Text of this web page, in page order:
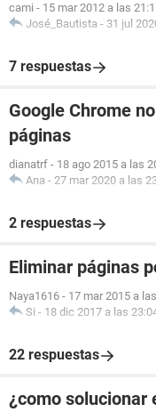
cami - 15 mar 2012 a las
José_Bautista - 31 jul
7 respuestas
Google Chrome
páginas
dianatrf - 18 ago 2015 a las
Ana - 27 mar 2020 a las
2 respuestas
Eliminar páginas
Naya1616 - 17 mar 2015 a
Si - 18 dic 2017 a las
22 respuestas
¿como solucionar